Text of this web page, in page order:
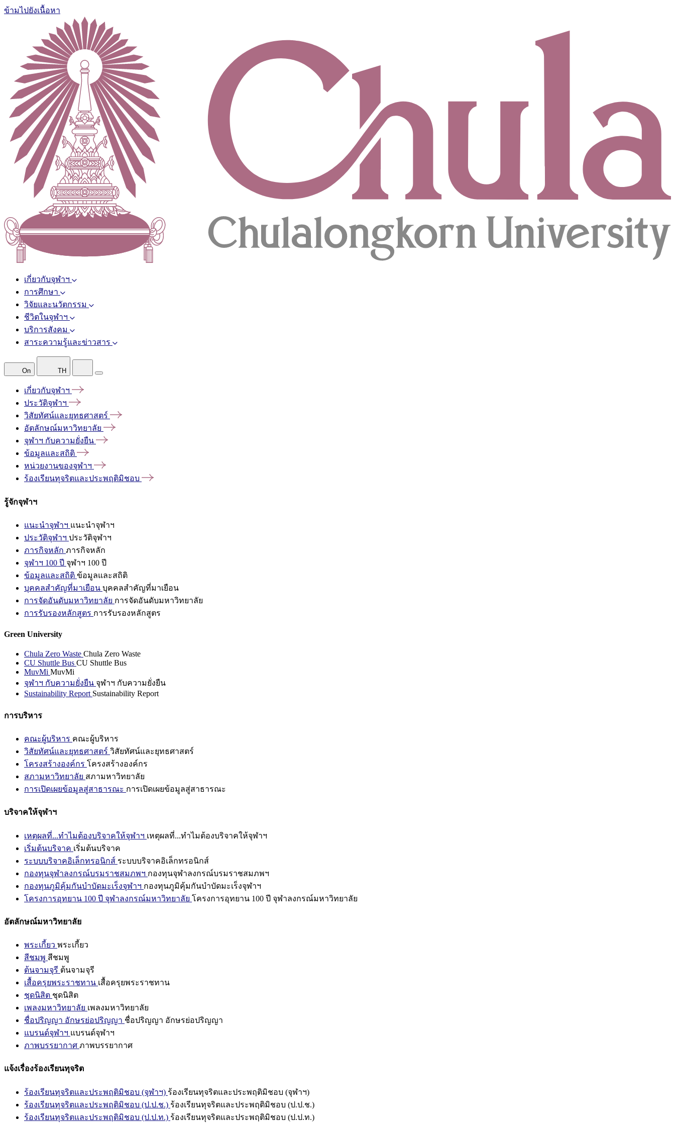
ข้ามไปยังเนื้อหา
เกี่ยวกับจุฬาฯ
การศึกษา
วิจัยและนวัตกรรม
ชีวิตในจุฬาฯ
บริการสังคม
สาระความรู้และข่าวสาร
On TH
เกี่ยวกับจุฬาฯ
ประวัติจุฬาฯ
วิสัยทัศน์และยุทธศาสตร์
อัตลักษณ์มหาวิทยาลัย
จุฬาฯ กับความยั่งยืน
ข้อมูลและสถิติ
หน่วยงานของจุฬาฯ
ร้องเรียนทุจริตและประพฤติมิชอบ
รู้จักจุฬาฯ
แนะนำจุฬาฯ แนะนำจุฬาฯ
ประวัติจุฬาฯ ประวัติจุฬาฯ
ภารกิจหลัก ภารกิจหลัก
จุฬาฯ 100 ปี จุฬาฯ 100 ปี
ข้อมูลและสถิติ ข้อมูลและสถิติ
บุคคลสำคัญที่มาเยือน บุคคลสำคัญที่มาเยือน
การจัดอันดับมหาวิทยาลัย การจัดอันดับมหาวิทยาลัย
การรับรองหลักสูตร การรับรองหลักสูตร
Green University
Chula Zero Waste Chula Zero Waste
CU Shuttle Bus CU Shuttle Bus
MuvMi MuvMi
จุฬาฯ กับความยั่งยืน จุฬาฯ กับความยั่งยืน
Sustainability Report Sustainability Report
การบริหาร
คณะผู้บริหาร คณะผู้บริหาร
วิสัยทัศน์และยุทธศาสตร์ วิสัยทัศน์และยุทธศาสตร์
โครงสร้างองค์กร โครงสร้างองค์กร
สภามหาวิทยาลัย สภามหาวิทยาลัย
การเปิดเผยข้อมูลสู่สาธารณะ การเปิดเผยข้อมูลสู่สาธารณะ
บริจาคให้จุฬาฯ
เหตุผลที่...ทำไมต้องบริจาคให้จุฬาฯ เหตุผลที่...ทำไมต้องบริจาคให้จุฬาฯ
เริ่มต้นบริจาค เริ่มต้นบริจาค
ระบบบริจาคอิเล็กทรอนิกส์ ระบบบริจาคอิเล็กทรอนิกส์
กองทุนจุฬาลงกรณ์บรมราชสมภพฯ กองทุนจุฬาลงกรณ์บรมราชสมภพฯ
กองทุนภูมิคุ้มกันบำบัดมะเร็งจุฬาฯ กองทุนภูมิคุ้มกันบำบัดมะเร็งจุฬาฯ
โครงการอุทยาน 100 ปี จุฬาลงกรณ์มหาวิทยาลัย โครงการอุทยาน 100 ปี จุฬาลงกรณ์มหาวิทยาลัย
อัตลักษณ์มหาวิทยาลัย
พระเกี้ยว พระเกี้ยว
สีชมพู สีชมพู
ต้นจามจุรี ต้นจามจุรี
เสื้อครุยพระราชทาน เสื้อครุยพระราชทาน
ชุดนิสิต ชุดนิสิต
เพลงมหาวิทยาลัย เพลงมหาวิทยาลัย
ชื่อปริญญา อักษรย่อปริญญา ชื่อปริญญา อักษรย่อปริญญา
แบรนด์จุฬาฯ แบรนด์จุฬาฯ
ภาพบรรยากาศ ภาพบรรยากาศ
แจ้งเรื่องร้องเรียนทุจริต
ร้องเรียนทุจริตและประพฤติมิชอบ (จุฬาฯ) ร้องเรียนทุจริตและประพฤติมิชอบ (จุฬาฯ)
ร้องเรียนทุจริตและประพฤติมิชอบ (ป.ป.ช.) ร้องเรียนทุจริตและประพฤติมิชอบ (ป.ป.ช.)
ร้องเรียนทุจริตและประพฤติมิชอบ (ป.ป.ท.) ร้องเรียนทุจริตและประพฤติมิชอบ (ป.ป.ท.)